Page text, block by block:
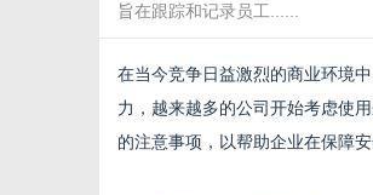
旨在跟踪和记录员工......
在当今竞争日益激烈的商业环境
力，越来越多的公司开始考虑使用
的注意事项，以帮助企业在保障